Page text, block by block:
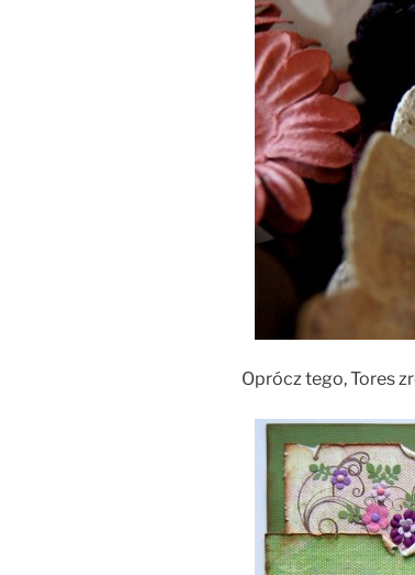
Oprócz tego, Tores